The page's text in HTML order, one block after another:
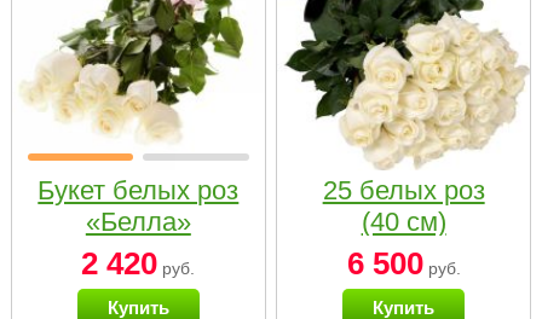
Букет белых роз
«Белла»
2 420 руб.
Купить
25 белых роз
(40 см)
6 500руб.
Купить